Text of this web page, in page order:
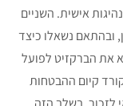
אישית. השניים
ובהתאם נשאלו כיצד
את הברקזיט לפועל
קיום ההבטחות